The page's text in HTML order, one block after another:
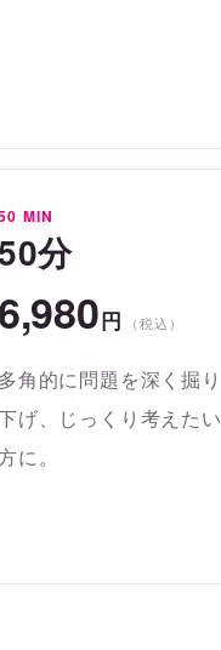
MIN
分
6,980円 （税込）
多角的に問題を深く掘り
げ、じっくり考えたい
に。